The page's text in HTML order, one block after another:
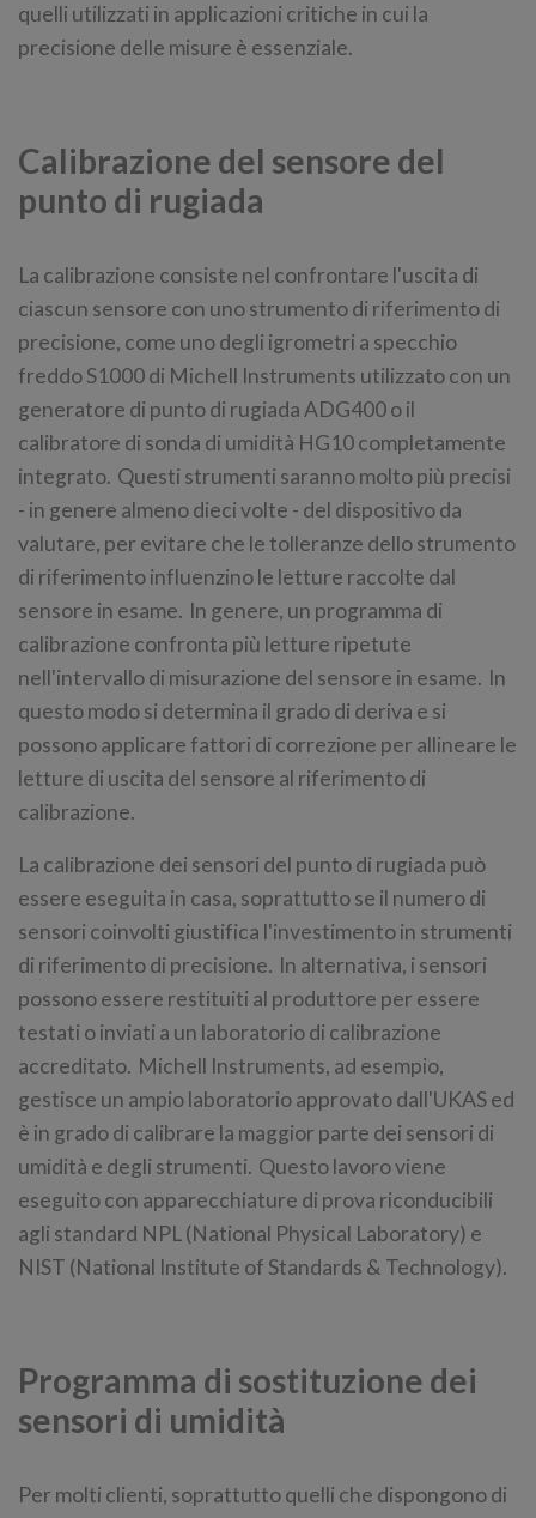
quelli utilizzati in applicazioni critiche in cui la
precisione delle misure è essenziale.
Calibrazione del sensore del
punto di rugiada
La calibrazione consiste nel confrontare l'uscita di
ciascun sensore con uno strumento di riferimento di
precisione, come uno degli igrometri a specchio
freddo S1000 di Michell Instruments utilizzato con un
generatore di punto di rugiada ADG400 o il
calibratore di sonda di umidità HG10 completamente
integrato. Questi strumenti saranno molto più precisi
- in genere almeno dieci volte - del dispositivo da
valutare, per evitare che le tolleranze dello strumento
di riferimento influenzino le letture raccolte dal
sensore in esame. In genere, un programma di
calibrazione confronta più letture ripetute
nell'intervallo di misurazione del sensore in esame. In
questo modo si determina il grado di deriva e si
possono applicare fattori di correzione per allineare le
letture di uscita del sensore al riferimento di
calibrazione.
La calibrazione dei sensori del punto di rugiada può
essere eseguita in casa, soprattutto se il numero di
sensori coinvolti giustifica l'investimento in strumenti
di riferimento di precisione. In alternativa, i sensori
possono essere restituiti al produttore per essere
testati o inviati a un laboratorio di calibrazione
accreditato. Michell Instruments, ad esempio,
gestisce un ampio laboratorio approvato dall'UKAS ed
è in grado di calibrare la maggior parte dei sensori di
umidità e degli strumenti. Questo lavoro viene
eseguito con apparecchiature di prova riconducibili
agli standard NPL (National Physical Laboratory) e
NIST (National Institute of Standards & Technology).
Programma di sostituzione dei
sensori di umidità
Per molti clienti, soprattutto quelli che dispongono di